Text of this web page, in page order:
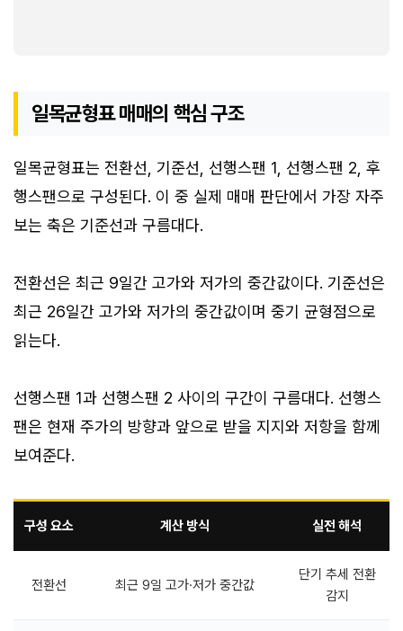
일목균형표 매매의 핵심 구조
일목균형표는 전환선, 기준선, 선행스팬 1, 선행스팬 2, 후
행스팬으로 구성된다. 이 중 실제 매매 판단에서 가장 자주
보는 축은 기준선과 구름대다.
전환선은 최근 9일간 고가와 저가의 중간값이다. 기준선은
최근 26일간 고가와 저가의 중간값이며 중기 균형점으로
읽는다.
선행스팬 1과 선행스팬 2 사이의 구간이 구름대다. 선행스
팬은 현재 주가의 방향과 앞으로 받을 지지와 저항을 함께
보여준다.
구성 요소 계산 방식 실전 해석
전환선 최근 9일 고가·저가 중간값
단기 추세 전환
감지